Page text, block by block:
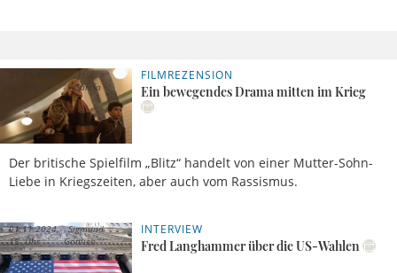
FILMREZENSION
Ein bewegendes Drama mitten im Krieg
Der britische Spielfilm „Blitz“ handelt von einer Mutter-Sohn-
Liebe in Kriegszeiten, aber auch vom Rassismus.
José
García
INTERVIEW
Fred Langhammer über die US-Wahlen
01.11.2024,
15 Uhr
Sigmund
Gottlieb